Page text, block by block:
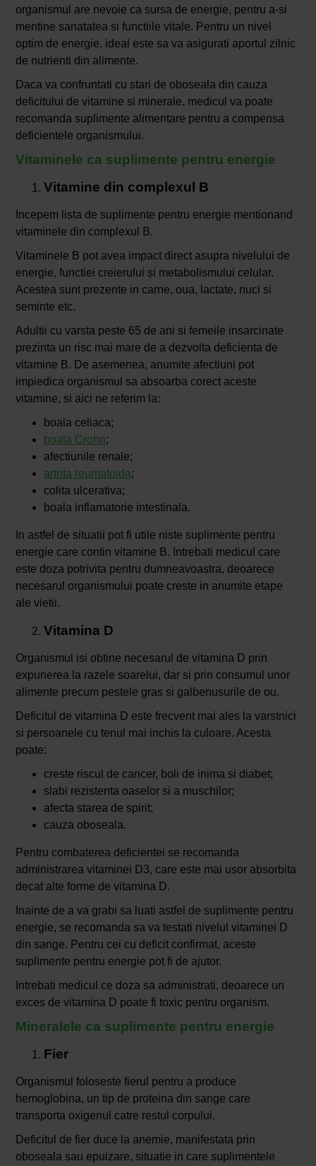
organismul are nevoie ca sursa de energie, pentru a-si
mentine sanatatea si functiile vitale. Pentru un nivel
optim de energie, ideal este sa va asigurati aportul zilnic
de nutrienti din alimente.
Daca va confruntati cu stari de oboseala din cauza
deficitului de vitamine si minerale, medicul va poate
recomanda suplimente alimentare pentru a compensa
deficientele organismului.
Vitaminele ca suplimente pentru energie
Vitamine din complexul B
Incepem lista de suplimente pentru energie mentionand
vitaminele din complexul B.
Vitaminele B pot avea impact direct asupra nivelului de
energie, functiei creierului și metabolismului celular.
Acestea sunt prezente in carne, oua, lactate, nuci si
seminte etc.
Adultii cu varsta peste 65 de ani si femeile insarcinate
prezinta un risc mai mare de a dezvolta deficienta de
vitamine B. De asemenea, anumite afectiuni pot
impiedica organismul sa absoarba corect aceste
vitamine, si aici ne referim la:
boala celiaca;
boala Crohn;
afectiunile renale;
artrita reumatoida;
colita ulcerativa;
boala inflamatorie intestinala.
In astfel de situatii pot fi utile niste suplimente pentru
energie care contin vitamine B. Intrebati medicul care
este doza potrivita pentru dumneavoastra, deoarece
necesarul organismului poate creste in anumite etape
ale vietii.
Vitamina D
Organismul isi obtine necesarul de vitamina D prin
expunerea la razele soarelui, dar si prin consumul unor
alimente precum pestele gras si galbenusurile de ou.
Deficitul de vitamina D este frecvent mai ales la varstnici
si persoanele cu tenul mai inchis la culoare. Acesta
poate:
creste riscul de cancer, boli de inima si diabet;
slabi rezistenta oaselor si a muschilor;
afecta starea de spirit;
cauza oboseala.
Pentru combaterea deficientei se recomanda
administrarea vitaminei D3, care este mai usor absorbita
decat alte forme de vitamina D.
Inainte de a va grabi sa luati astfel de suplimente pentru
energie, se recomanda sa va testati nivelul vitaminei D
din sange. Pentru cei cu deficit confirmat, aceste
suplimente pentru energie pot fi de ajutor.
Intrebati medicul ce doza sa administrati, deoarece un
exces de vitamina D poate fi toxic pentru organism.
Mineralele ca suplimente pentru energie
Fier
Organismul foloseste fierul pentru a produce
hemoglobina, un tip de proteina din sange care
transporta oxigenul catre restul corpului.
Deficitul de fier duce la anemie, manifestata prin
oboseala sau epuizare, situatie in care suplimentele